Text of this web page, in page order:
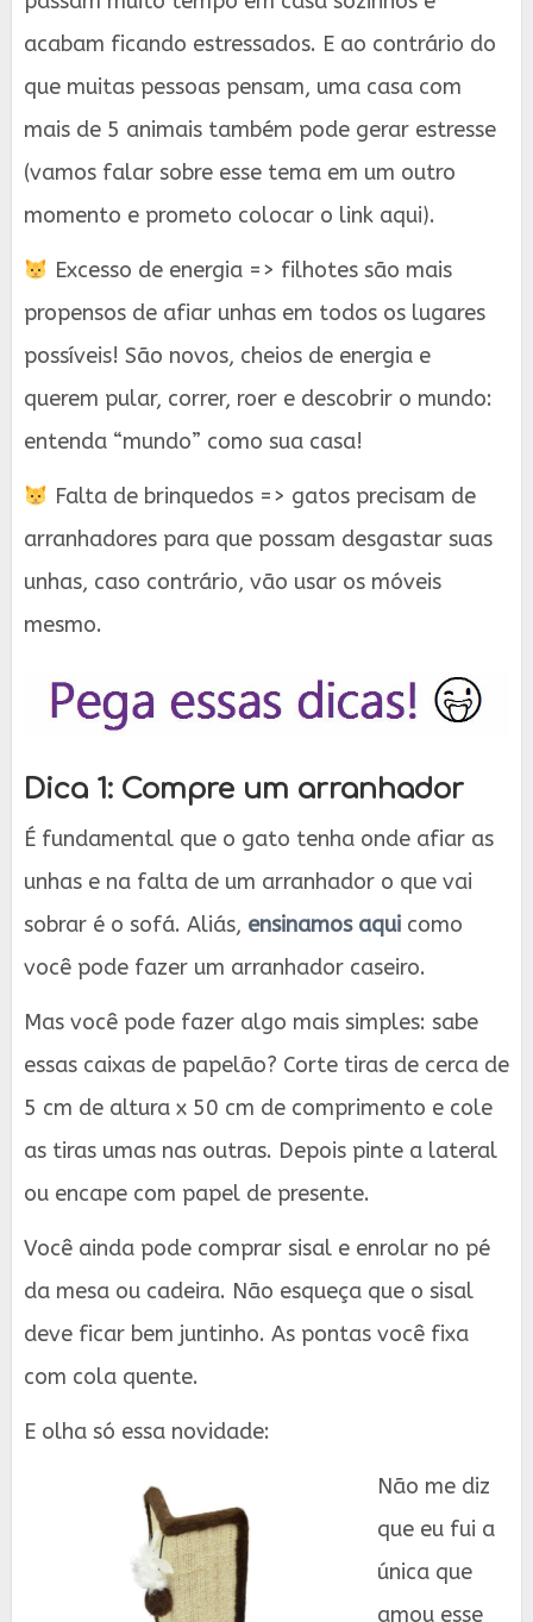
acabam ficando estressados. E ao contrário do
que muitas pessoas pensam, uma casa com
mais de 5 animais também pode gerar estresse
(vamos falar sobre esse tema em um outro
momento e prometo colocar o link aqui).
Excesso de energia => filhotes são mais
propensos de afiar unhas em todos os lugares
possíveis! São novos, cheios de energia e
querem pular, correr, roer e descobrir o mundo:
entenda “mundo” como sua casa!
Falta de brinquedos => gatos precisam de
arranhadores para que possam desgastar suas
unhas, caso contrário, vão usar os móveis
mesmo.
Dica 1: Compre um arranhador
É fundamental que o gato tenha onde afiar as
unhas e na falta de um arranhador o que vai
sobrar é o sofá. Aliás, ensinamos aqui como
você pode fazer um arranhador caseiro.
Mas você pode fazer algo mais simples: sabe
essas caixas de papelão? Corte tiras de cerca de
5 cm de altura x 50 cm de comprimento e cole
as tiras umas nas outras. Depois pinte a lateral
ou encape com papel de presente.
Você ainda pode comprar sisal e enrolar no pé
da mesa ou cadeira. Não esqueça que o sisal
deve ficar bem juntinho. As pontas você fixa
com cola quente.
E olha só essa novidade:
Não me diz
que eu fui a
única que
amou esse